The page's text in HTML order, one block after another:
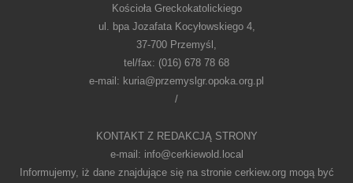
Kościoła Greckokatolickiego
ul. bpa Jozafata Kocyłowskiego 4,
37-700 Przemyśl,
tel/fax: (016) 678 78 68
e-mail: kuria@przemyslgr.opoka.org.pl
/
KONTAKT Z REDAKCJĄ STRONY
e-mail: info@cerkiewold.local
Informujemy, iż dane znajdujące się na stronie cerkiew.org mogą być